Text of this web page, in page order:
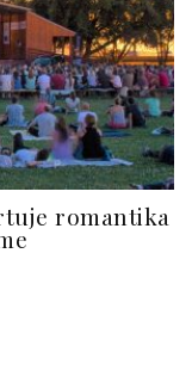
romantika